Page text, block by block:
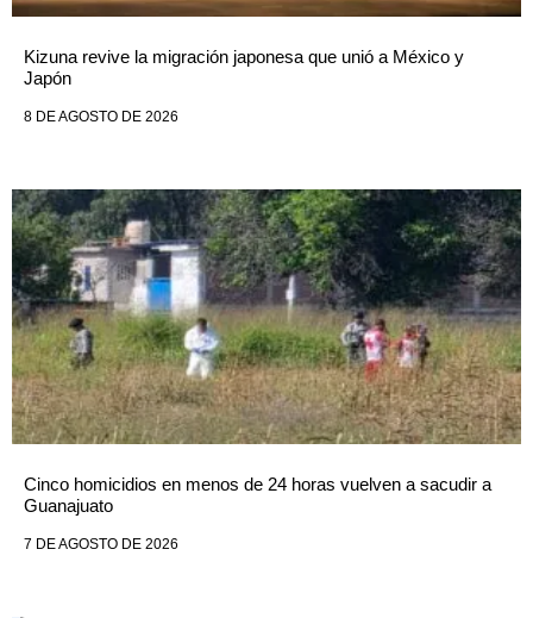
Kizuna revive la migración japonesa que unió a México y
Japón
8 DE AGOSTO DE 2026
Cinco homicidios en menos de 24 horas vuelven a sacudir a
Guanajuato
7 DE AGOSTO DE 2026